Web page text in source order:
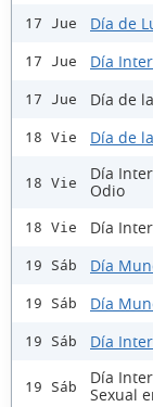
17 Jue Día de
17 Jue Día
17 Jue Día de
18 Vie Día de
18 Vie
Día
Odio
18 Vie Día
19 Sáb Día
19 Sáb Día
19 Sáb Día
19 Sáb
Día
Sexual